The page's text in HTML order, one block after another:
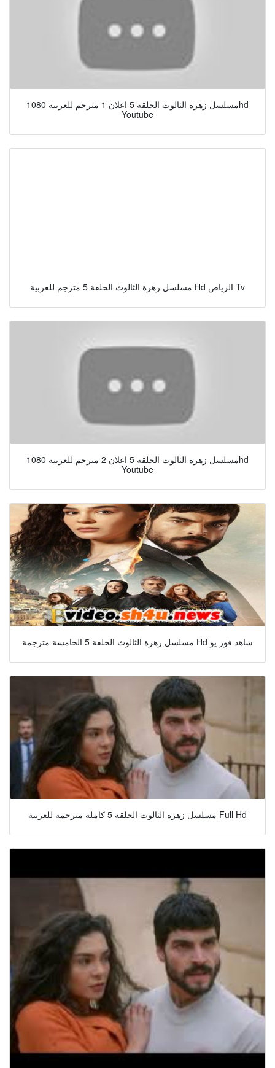
مسلسل زهرة الثالوث الحلقة 5 اعلان 1 مترجم للعربية 1080hd
Youtube
مسلسل زهرة الثالوث الحلقة 5 مترجم للعربية Hd الرياض Tv
مسلسل زهرة الثالوث الحلقة 5 اعلان 2 مترجم للعربية 1080hd
Youtube
مسلسل زهرة الثالوث الحلقة 5 الخامسة مترجمة Hd شاهد فور يو
مسلسل زهرة الثالوث الحلقة 5 كاملة مترجمة للعربية Full Hd